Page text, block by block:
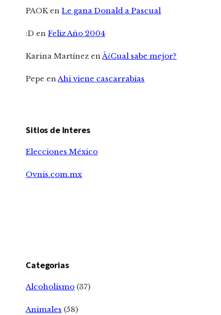
PAOK enLe gana Donald a Pascual
:D enFeliz Año 2004
Karina Martínez enÂ¿Cual sabe mejor?
Pepe enAhi viene cascarrabias
Sitios de Interes
Elecciones México
Ovnis.com.mx
Categorias
Alcoholismo (37)
Animales (58)